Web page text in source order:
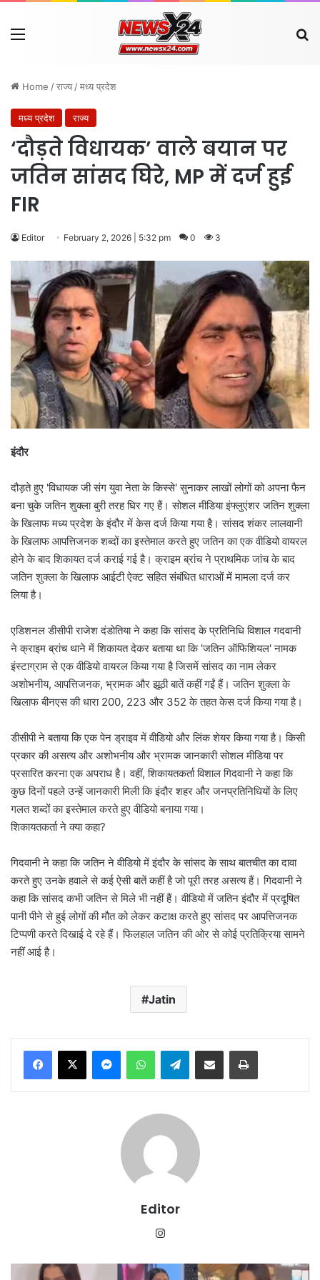
Menu
Home /राज्य /मध्य प्रदेश
मध्य प्रदेश राज्य
‘दौड़ते विधायक’ वाले बयान पर
जतिन सांसद घिरे, MP में दर्ज हुई
FIR
Editor February 2, 2026 | 5:32 pm 0 3
इंदौर
दौड़ते हुए 'विधायक जी संग युवा नेता के किस्से' सुनाकर लाखों लोगों को अपना फैन
बना चुके जतिन शुक्ला बुरी तरह घिर गए हैं। सोशल मीडिया इंफ्लुएंशर जतिन शुक्ला
के खिलाफ मध्य प्रदेश के इंदौर में केस दर्ज किया गया है। सांसद शंकर लालवानी
के खिलाफ आपत्तिजनक शब्दों का इस्तेमाल करते हुए जतिन का एक वीडियो वायरल
होने के बाद शिकायत दर्ज कराई गई है। क्राइम ब्रांच ने प्राथमिक जांच के बाद
जतिन शुक्ला के खिलाफ आईटी ऐक्ट सहित संबंधित धाराओं में मामला दर्ज कर
लिया है।
एडिशनल डीसीपी राजेश दंडोतिया ने कहा कि सांसद के प्रतिनिधि विशाल गदवानी
ने क्राइम ब्रांच थाने में शिकायत देकर बताया था कि 'जतिन ऑफिशियल' नामक
इंस्टाग्राम से एक वीडियो वायरल किया गया है जिसमें सांसद का नाम लेकर
अशोभनीय, आपत्तिजनक, भ्रामक और झूठी बातें कहीं गईं हैं। जतिन शुक्ला के
खिलाफ बीनएस की धारा 200, 223 और 352 के तहत केस दर्ज किया गया है।
डीसीपी ने बताया कि एक पेन ड्राइव में वीडियो और लिंक शेयर किया गया है। किसी
प्रकार की असत्य और अशोभनीय और भ्रामक जानकारी सोशल मीडिया पर
प्रसारित करना एक अपराध है। वहीं, शिकायतकर्ता विशाल गिदवानी ने कहा कि
कुछ दिनों पहले उन्हें जानकारी मिली कि इंदौर शहर और जनप्रतिनिधियों के लिए
गलत शब्दों का इस्तेमाल करते हुए वीडियो बनाया गया।
शिकायतकर्ता ने क्या कहा?
गिदवानी ने कहा कि जतिन ने वीडियो में इंदौर के सांसद के साथ बातचीत का दावा
करते हुए उनके हवाले से कई ऐसी बातें कहीं है जो पूरी तरह असत्य हैं। गिदवानी ने
कहा कि सांसद कभी जतिन से मिले भी नहीं हैं। वीडियो में जतिन इंदौर में प्रदूषित
पानी पीने से हुई लोगों की मौत को लेकर कटाक्ष करते हुए सांसद पर आपत्तिजनक
टिप्पणी करते दिखाई दे रहे हैं। फिलहाल जतिन की ओर से कोई प्रतिक्रिया सामने
नहीं आई है।
Jatin
MessengerWhatsAppTelegramShare via Email Print
Editor